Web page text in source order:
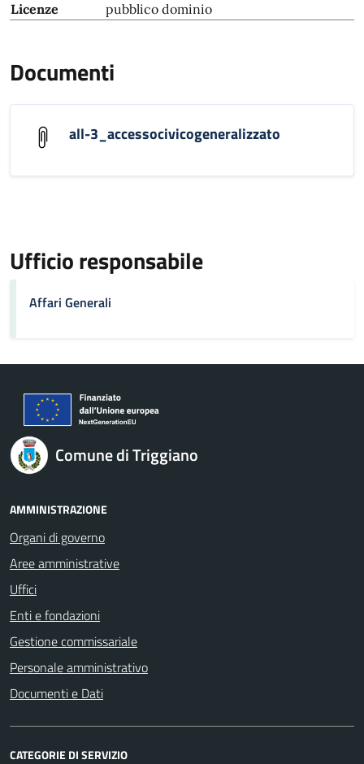
Licenze pubblico dominio
Documenti
all-3_accessocivicogeneralizzato
Ufficio responsabile
Affari Generali
Comune di Triggiano
AMMINISTRAZIONE
Organi di governo
Aree amministrative
Uffici
Enti e fondazioni
Gestione commissariale
Personale amministrativo
Documenti e Dati
CATEGORIE DI SERVIZIO